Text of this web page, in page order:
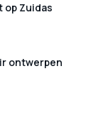
op Zuidas
ontwerpen